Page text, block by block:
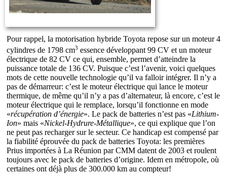
Pour rappel, la motorisation hybride Toyota repose sur un moteur 4
cylindres de 1798 cm3 essence développant 99 CV et un moteur
électrique de 82 CV ce qui, ensemble, permet d’atteindre la
puissance totale de 136 CV. Puisque c’est l’avenir, voici quelques
mots de cette nouvelle technologie qu’il va falloir intégrer. Il n’y a
pas de démarreur: c’est le moteur électrique qui lance le moteur
thermique, de même qu’il n’y a pas d’alternateur, là encore, c’est le
moteur électrique qui le remplace, lorsqu’il fonctionne en mode
«récupération d’énergie». Le pack de batteries n’est pas «Lithium-
Ion» mais «Nickel-Hydrure-Métallique», ce qui explique que l’on
ne peut pas recharger sur le secteur. Ce handicap est compensé par
la fiabilité éprouvée du pack de batteries Toyota: les premières
Prius importées à La Réunion par CMM datent de 2003 et roulent
toujours avec le pack de batteries d’origine. Idem en métropole, où
certaines ont déjà plus de 300.000 km au compteur!